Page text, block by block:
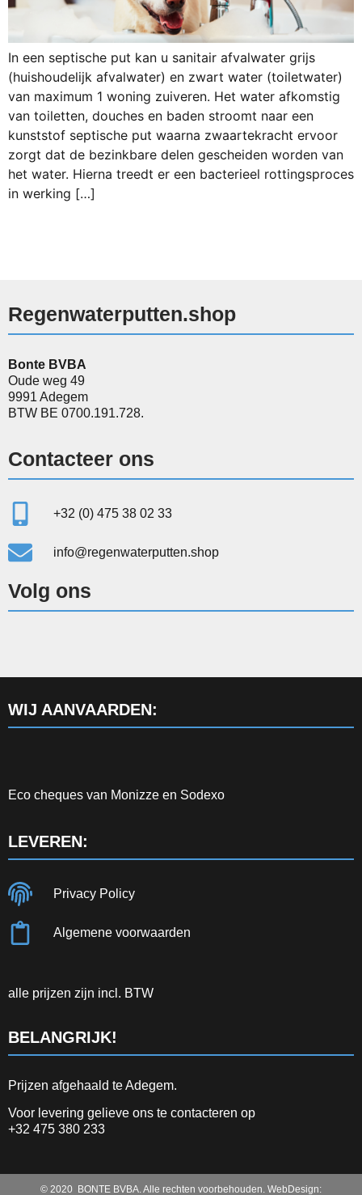
In een septische put kan u sanitair afvalwater grijs
(huishoudelijk afvalwater) en zwart water (toiletwater)
van maximum 1 woning zuiveren. Het water afkomstig
van toiletten, douches en baden stroomt naar een
kunststof septische put waarna zwaartekracht ervoor
zorgt dat de bezinkbare delen gescheiden worden van
het water. Hierna treedt er een bacterieel rottingsproces
in werking […]
Regenwaterputten.shop
Bonte BVBA
Oude weg 49
9991 Adegem
BTW BE 0700.191.728.
Contacteer ons
+32 (0) 475 38 02 33
info@regenwaterputten.shop
Volg ons
WIJ AANVAARDEN:
Eco cheques van Monizze en Sodexo
LEVEREN:
Privacy Policy
Algemene voorwaarden
alle prijzen zijn incl. BTW
BELANGRIJK!
Prijzen afgehaald te Adegem.
Voor levering gelieve ons te contacteren op
+32 475 380 233
© 2020 BONTE BVBA. Alle rechten voorbehouden. WebDesign: